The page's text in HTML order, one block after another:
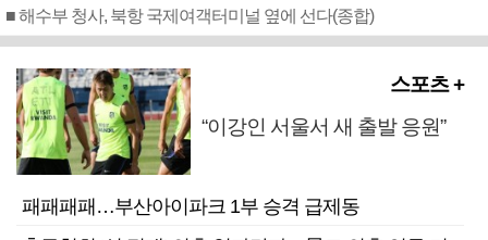
■ 해수부 청사, 북항 국제여객터미널 옆에 선다(종합)
스포츠 +
“이강인 서울서 새 출발 응원”
패패패패…부산아이파크 1부 승격 급제동